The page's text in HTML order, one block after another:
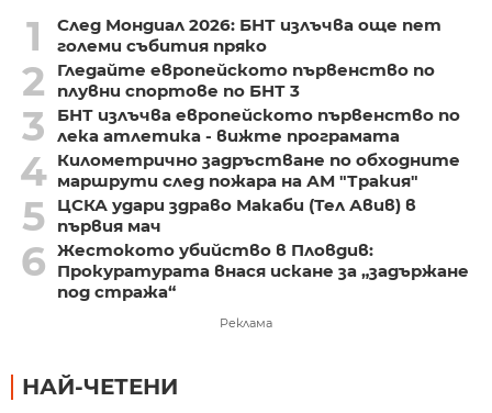
1
След Мондиал 2026: БНТ излъчва още пет
големи събития пряко
2
Гледайте европейското първенство по
плувни спортове по БНТ 3
3
БНТ излъчва европейското първенство по
лека атлетика - вижте програмата
4 Километрично задръстване по обходните
маршрути след пожара на АМ "Тракия"
5
ЦСКА удари здраво Макаби (Тел Авив) в
първия мач
6 Жестокото убийство в Пловдив:
Прокуратурата внася искане за „задържане
под стража“
Реклама
НАЙ-ЧЕТЕНИ